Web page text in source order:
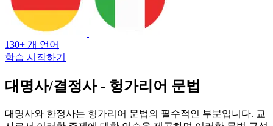
130+ 개 언어
학습 시작하기
대명사/결정사 - 헝가리어 문법
대명사와 한정사는 헝가리어 문법의 필수적인 부분입니다. 교